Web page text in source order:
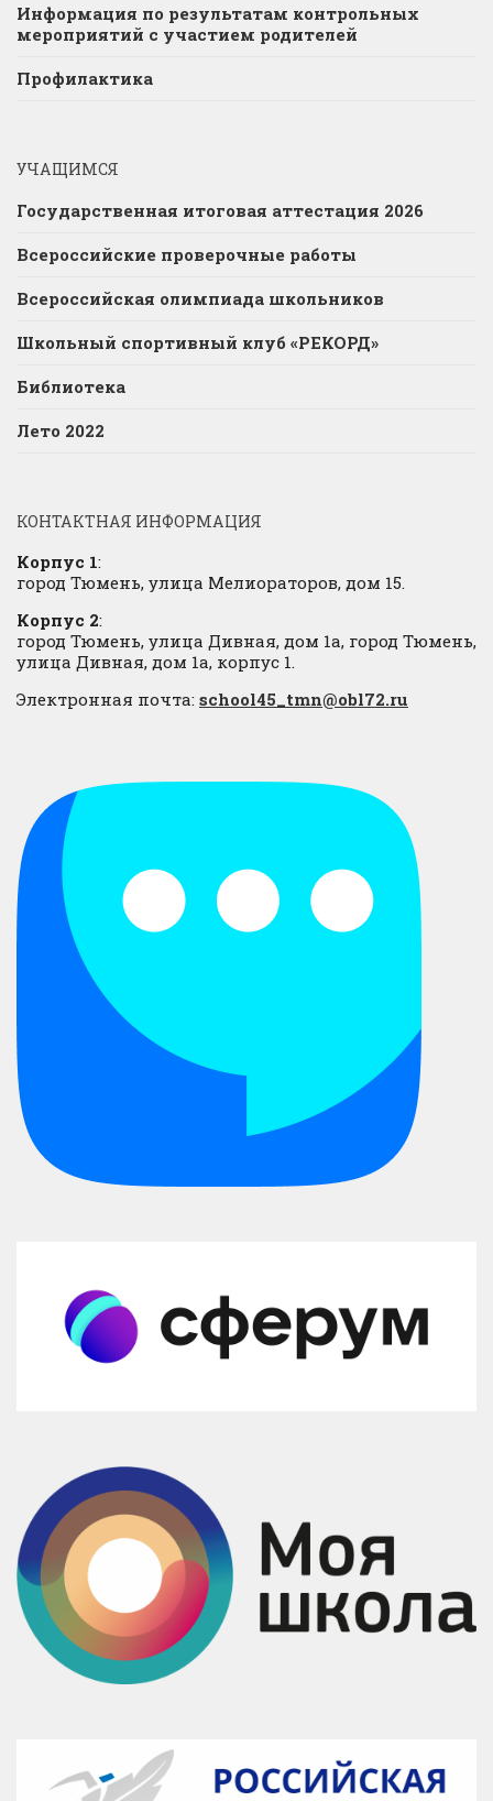
Информация по результатам контрольных
мероприятий с участием родителей
Профилактика
УЧАЩИМСЯ
Государственная итоговая аттестация 2026
Всероссийские проверочные работы
Всероссийская олимпиада школьников
Школьный спортивный клуб «РЕКОРД»
Библиотека
Лето 2022
КОНТАКТНАЯ ИНФОРМАЦИЯ
Корпус 1:
город Тюмень, улица Мелиораторов, дом 15.
Корпус 2:
город Тюмень, улица Дивная, дом 1а, город Тюмень,
улица Дивная, дом 1а, корпус 1.
Электронная почта: school45_tmn@obl72.ru